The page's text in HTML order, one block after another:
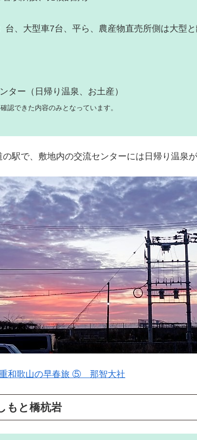
台、大型車7台、平ら、農産物直売所側は大型
あり
ター（日帰り温泉、お土産）
認できた内容のみとなっています。
駅で、敷地内の交流センターには日帰り温泉が
和歌山の早春旅 ⑤ 那智大社
もと橋杭岩